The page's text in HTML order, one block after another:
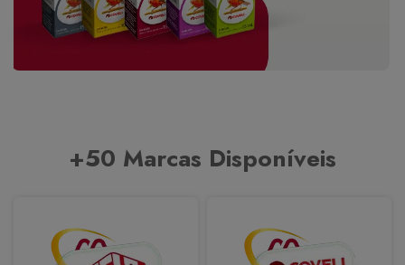
+50 Marcas Disponíveis